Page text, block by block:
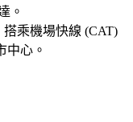
。
乘機場快線 (CAT)
中心。